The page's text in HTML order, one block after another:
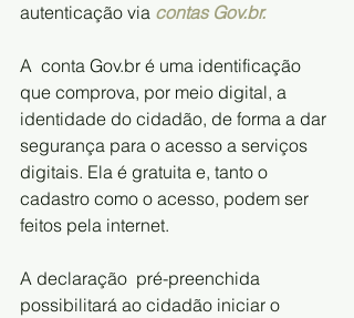
autenticação via contas Gov.br.
A  conta Gov.br é uma identificação
que comprova, por meio digital, a
identidade do cidadão, de forma a dar
segurança para o acesso a serviços
digitais. Ela é gratuita e, tanto o
cadastro como o acesso, podem ser
feitos pela internet.
A declaração  pré-preenchida
possibilitará ao cidadão iniciar o